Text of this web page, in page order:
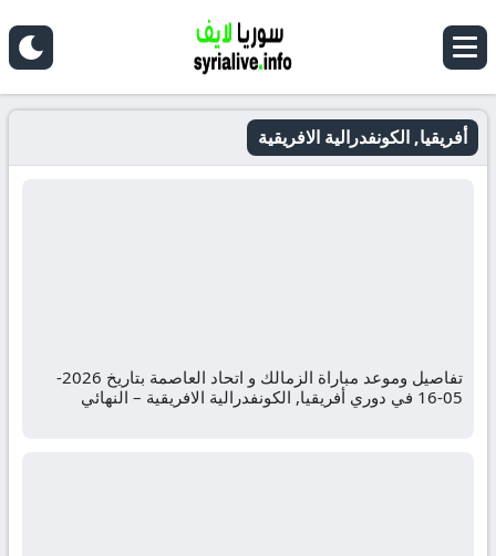
أفريقيا, الكونفدرالية الافريقية
تفاصيل وموعد مباراة الزمالك و اتحاد العاصمة بتاريخ 2026-
05-16 في دوري أفريقيا, الكونفدرالية الافريقية – النهائي